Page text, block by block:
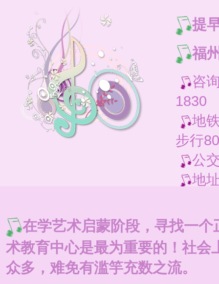
提
福
咨
1830
地
步行
公
地
在学艺术启蒙阶段，寻找一个
术教育中心是最为重要的！社会
众多，难免有滥竽充数之流。